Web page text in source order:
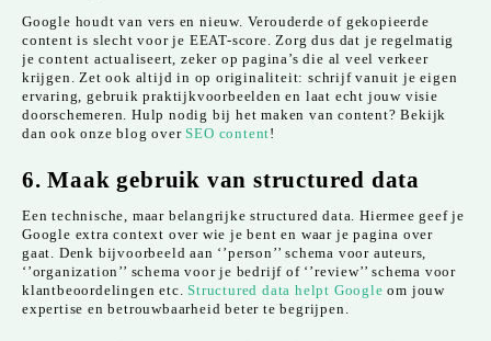
Google houdt van vers en nieuw. Verouderde of gekopieerde
content is slecht voor je EEAT-score. Zorg dus dat je regelmatig
je content actualiseert, zeker op pagina’s die al veel verkeer
krijgen. Zet ook altijd in op originaliteit: schrijf vanuit je eigen
ervaring, gebruik praktijkvoorbeelden en laat echt jouw visie
doorschemeren. Hulp nodig bij het maken van content? Bekijk
dan ook onze blog overSEO content!
6. Maak gebruik van structured data
Een technische, maar belangrijke structured data. Hiermee geef je
Google extra context over wie je bent en waar je pagina over
gaat. Denk bijvoorbeeld aan ‘’person’’ schema voor auteurs,
‘’organization’’ schema voor je bedrijf of ‘’review’’ schema voor
klantbeoordelingen etc.Structured data helpt Google om jouw
expertise en betrouwbaarheid beter te begrijpen.